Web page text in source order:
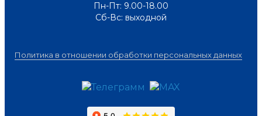
Пн-Пт: 9.00-18.00
Сб-Вс: выходной
Политика в отношении обработки персональных данных